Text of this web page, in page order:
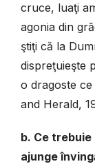
cruce, luaţi
agonia din
ştiţi că la
dispreţuieşte
o dragoste
and Herald,
b. Ce
ajunge